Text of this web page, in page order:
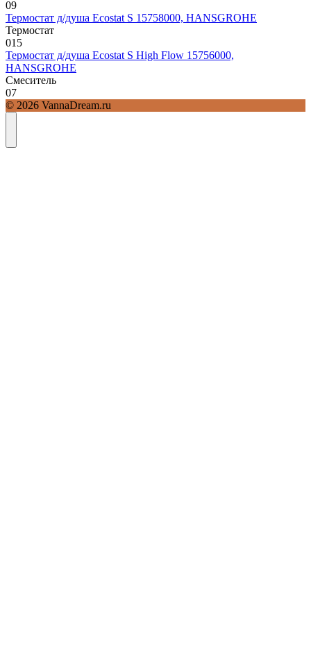
09
Термостат д/душа Ecostat S 15758000, HANSGROHE
Термостат
015
Термостат д/душа Ecostat S High Flow 15756000,
HANSGROHE
Смеситель
07
© 2026 VannaDream.ru